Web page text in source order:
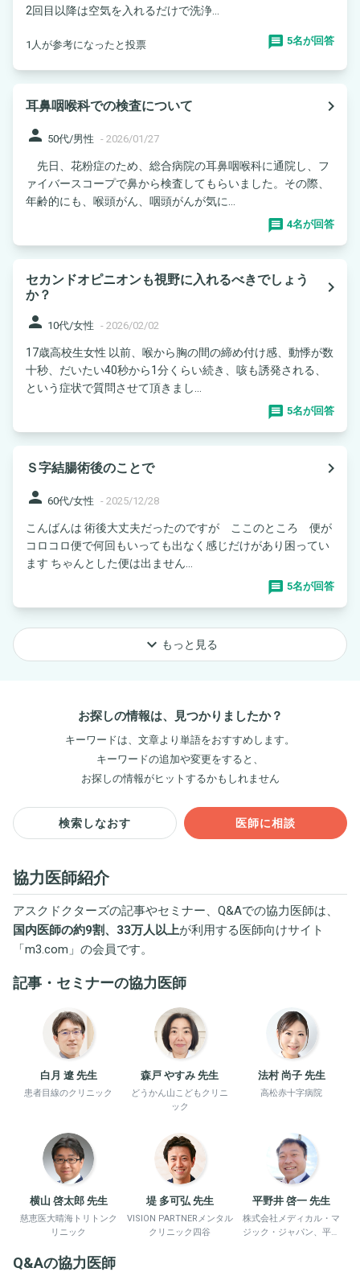
2回目以降は空気を入れるだけで洗浄...
1人が参考になったと投票 5名が回答
耳鼻咽喉科での検査について
navigate_next
person 50代/男性 - 2026/01/27
先日、花粉症のため、総合病院の耳鼻咽喉科に通院し、フ
ァイバースコープで鼻から検査してもらいました。その際、
年齢的にも、喉頭がん、咽頭がんが気に...
4名が回答
セカンドオピニオンも視野に入れるべきでしょう
か？
navigate_next
person 10代/女性 - 2026/02/02
17歳高校生女性 以前、喉から胸の間の締め付け感、動悸が数
十秒、だいたい40秒から1分くらい続き、咳も誘発される、
という症状で質問させて頂きまし...
5名が回答
Ｓ字結腸術後のことで
navigate_next
person 60代/女性 - 2025/12/28
こんばんは 術後大丈夫だったのですが ここのところ 便が
コロコロ便で何回もいっても出なく感じだけがあり困ってい
ます ちゃんとした便は出ません...
5名が回答
keyboard_arrow_down もっと見る
お探しの情報は、見つかりましたか？
キーワードは、文章より単語をおすすめします。
キーワードの追加や変更をすると、
お探しの情報がヒットするかもしれません
検索しなおす 医師に相談
協力医師紹介
アスクドクターズの記事やセミナー、Q&Aでの協力医師は、
国内医師の約9割、33万人以上が利用する医師向けサイト
「m3.com 」の会員です。
記事・セミナーの協力医師
白月 遼 先生
患者目線のクリニック
森戸 やすみ 先生
どうかん山こどもクリニ
ック
法村 尚子 先生
高松赤十字病院
横山 啓太郎 先生
慈恵医大晴海トリトンク
リニック
堤 多可弘 先生
VISION PARTNERメンタル
クリニック四谷
平野井 啓一 先生
株式会社メディカル・マ
ジック・ジャパン、平野
Q&Aの協力医師